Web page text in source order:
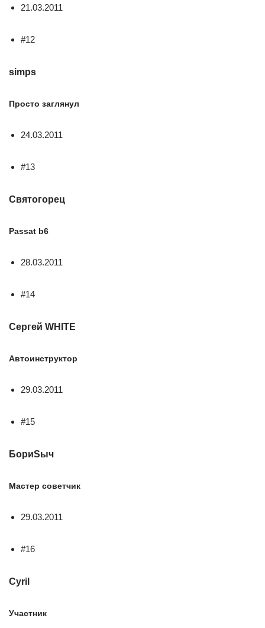
21.03.2011
#12
simps
Просто заглянул
24.03.2011
#13
Святогорец
Passat b6
28.03.2011
#14
Сергей WHITE
Автоинструктор
29.03.2011
#15
БориSыч
Мастер советчик
29.03.2011
#16
Cyril
Участник